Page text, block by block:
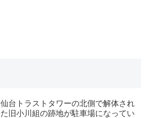
仙台トラストタワーの北側で解体され
た旧小川組の跡地が駐車場になってい